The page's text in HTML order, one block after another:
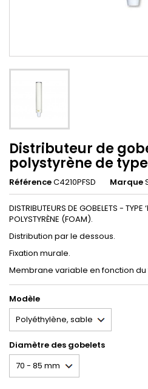
Distributeur de
polystyrène de type
RéférenceC4210PFSD Marque
DISTRIBUTEURS DE GOBELETS - TYPE
POLYSTYRÈNE (FOAM).
Distribution par le dessous.
Fixation murale.
Membrane variable en fonction
Modèle
Diamètre des gobelets